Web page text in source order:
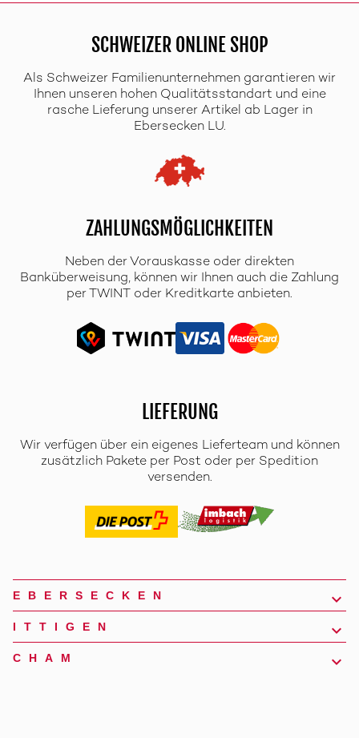
SCHWEIZER ONLINE SHOP
Als Schweizer Familienunternehmen garantieren wir
Ihnen unseren hohen Qualitätsstandart und eine
rasche Lieferung unserer Artikel ab Lager in
Ebersecken LU.
ZAHLUNGSMÖGLICHKEITEN
Neben der Vorauskasse oder direkten
Banküberweisung, können wir Ihnen auch die Zahlung
per TWINT oder Kreditkarte anbieten.
LIEFERUNG
Wir verfügen über ein eigenes Lieferteam und können
zusätzlich Pakete per Post oder per Spedition
versenden.
EBERSECKEN
ITTIGEN
CHAM